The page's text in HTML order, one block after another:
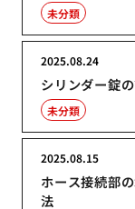
未分類
シリンダー錠
2025.08.24
未分類
ホース接続部
法
2025.08.15